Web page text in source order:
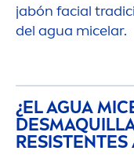
jabón facial
del agua micelar.
¿EL AGUA
RESISTENTES